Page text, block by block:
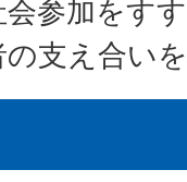
参加をす
支え合い